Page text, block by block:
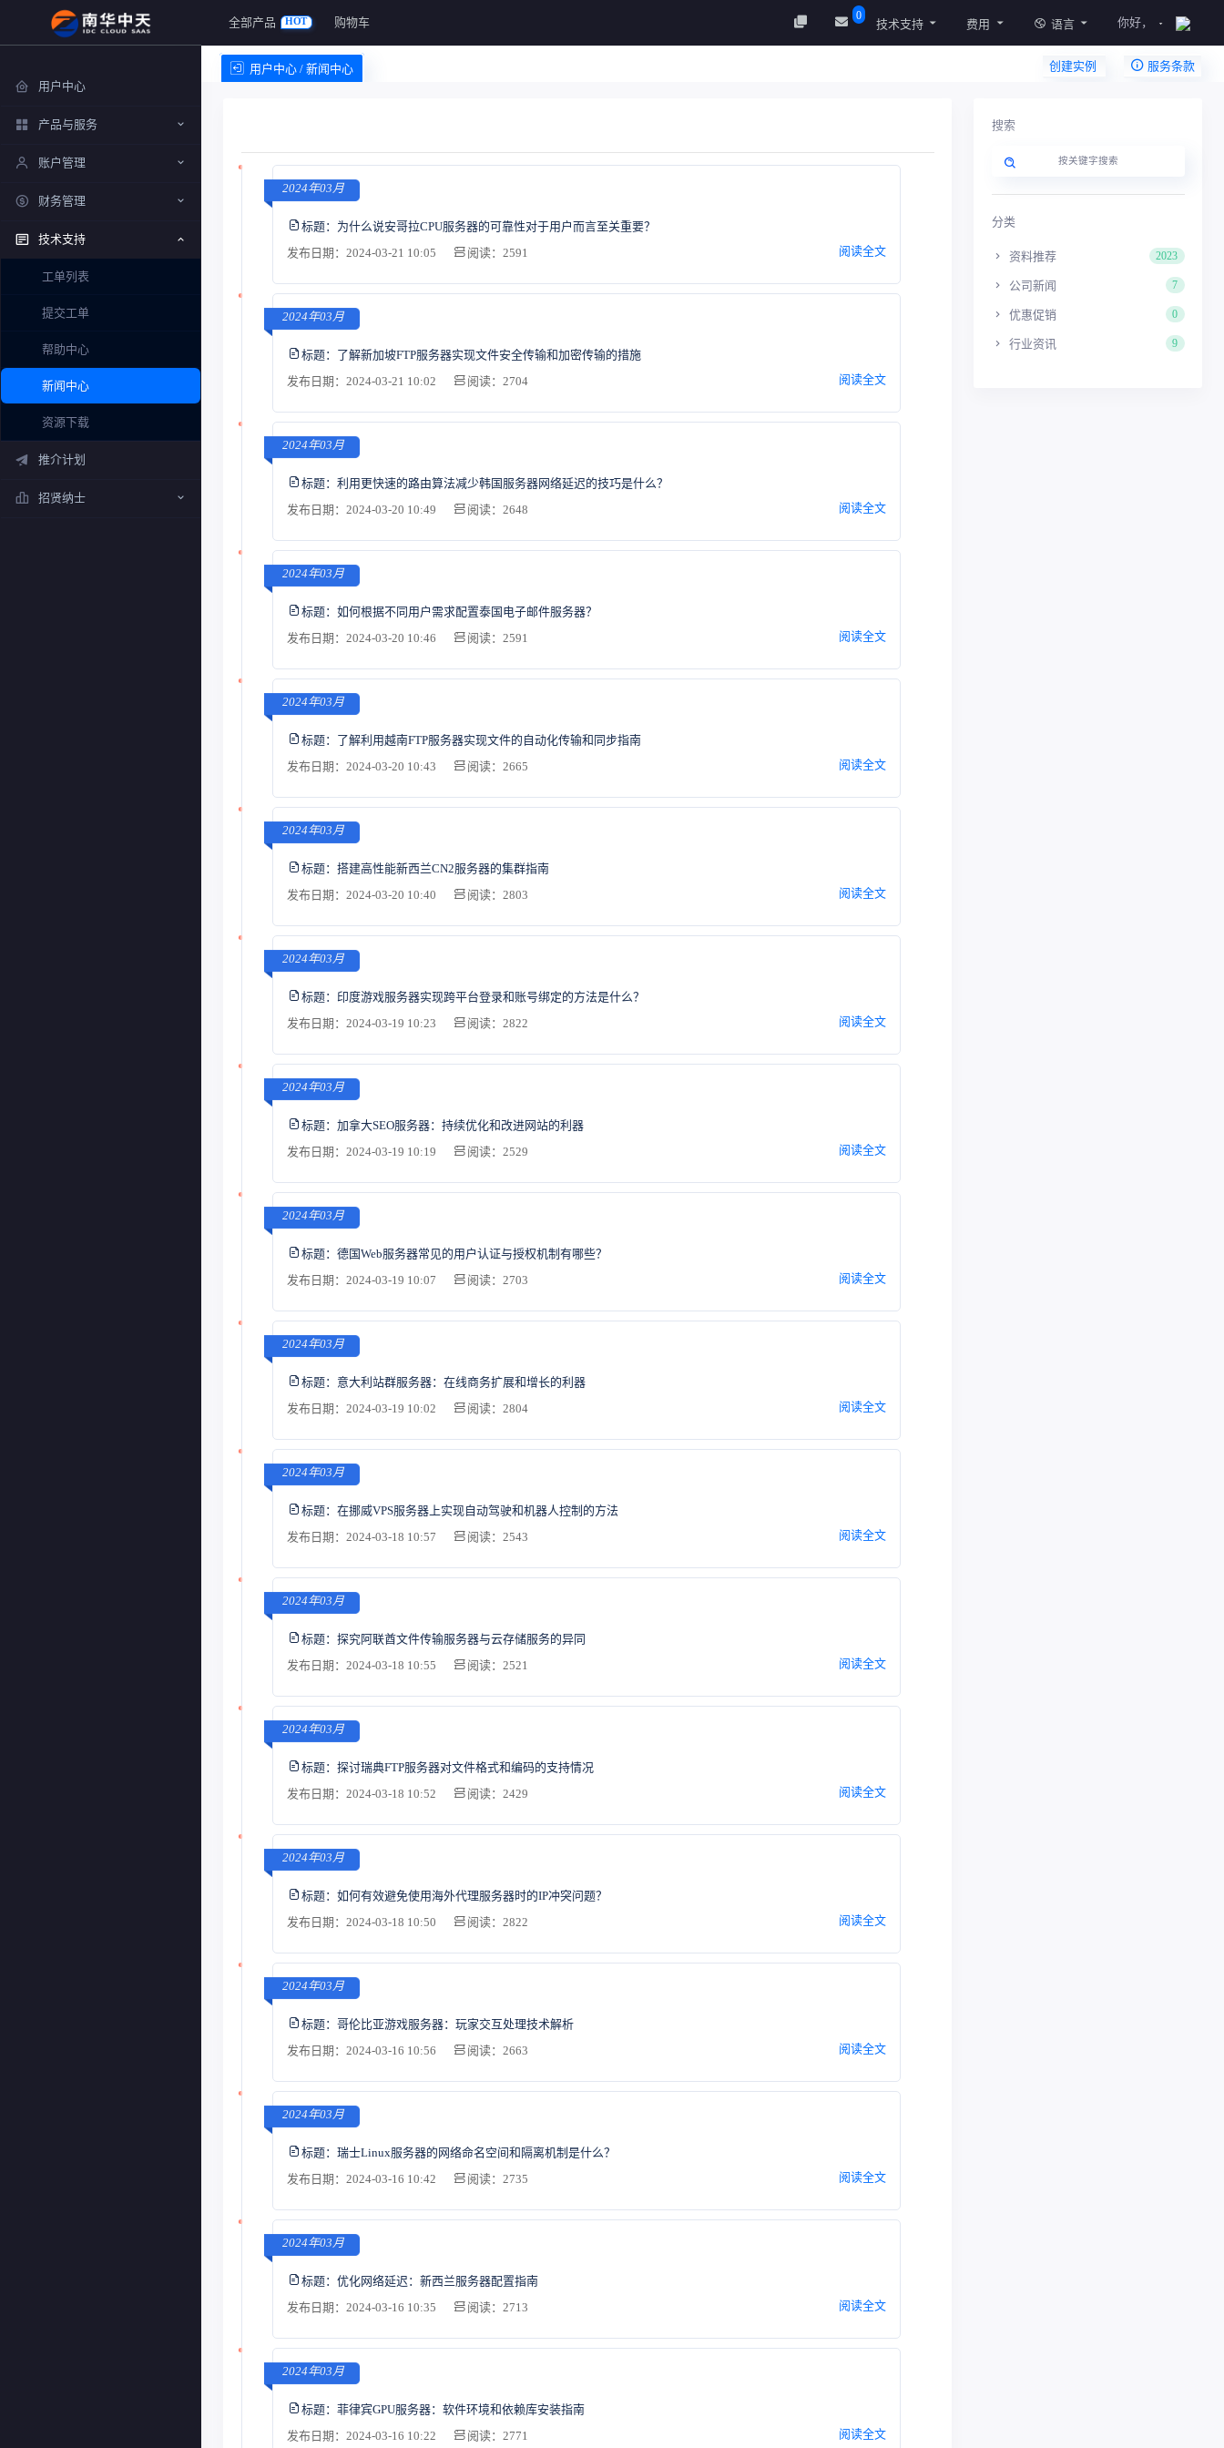
全部产品 HOT 购物车 0
技术支持 费用 语言 你好，
用户中心 / 新闻中心 创建实例
服务条款
用户中心
产品与服务
账户管理
财务管理
技术支持
工单列表
提交工单
帮助中心
新闻中心
资源下载
推介计划
招贤纳士
2024年03月
标题： 为什么说安哥拉CPU服务器的可靠性对于用户而言至关重要？
发布日期：2024-03-21 10:05
阅读：2591 阅读全文
2024年03月
标题： 了解新加坡FTP服务器实现文件安全传输和加密传输的措施
发布日期：2024-03-21 10:02
阅读：2704 阅读全文
2024年03月
标题： 利用更快速的路由算法减少韩国服务器网络延迟的技巧是什么？
发布日期：2024-03-20 10:49
阅读：2648 阅读全文
2024年03月
标题： 如何根据不同用户需求配置泰国电子邮件服务器？
发布日期：2024-03-20 10:46
阅读：2591 阅读全文
2024年03月
标题： 了解利用越南FTP服务器实现文件的自动化传输和同步指南
发布日期：2024-03-20 10:43
阅读：2665 阅读全文
2024年03月
标题： 搭建高性能新西兰CN2服务器的集群指南
发布日期：2024-03-20 10:40
阅读：2803 阅读全文
2024年03月
标题： 印度游戏服务器实现跨平台登录和账号绑定的方法是什么？
发布日期：2024-03-19 10:23
阅读：2822 阅读全文
2024年03月
标题： 加拿大SEO服务器：持续优化和改进网站的利器
发布日期：2024-03-19 10:19
阅读：2529 阅读全文
2024年03月
标题： 德国Web服务器常见的用户认证与授权机制有哪些？
发布日期：2024-03-19 10:07
阅读：2703 阅读全文
2024年03月
标题： 意大利站群服务器：在线商务扩展和增长的利器
发布日期：2024-03-19 10:02
阅读：2804 阅读全文
2024年03月
标题： 在挪威VPS服务器上实现自动驾驶和机器人控制的方法
发布日期：2024-03-18 10:57
阅读：2543 阅读全文
2024年03月
标题： 探究阿联酋文件传输服务器与云存储服务的异同
发布日期：2024-03-18 10:55
阅读：2521 阅读全文
2024年03月
标题： 探讨瑞典FTP服务器对文件格式和编码的支持情况
发布日期：2024-03-18 10:52
阅读：2429 阅读全文
2024年03月
标题： 如何有效避免使用海外代理服务器时的IP冲突问题？
发布日期：2024-03-18 10:50
阅读：2822 阅读全文
2024年03月
标题： 哥伦比亚游戏服务器：玩家交互处理技术解析
发布日期：2024-03-16 10:56
阅读：2663 阅读全文
2024年03月
标题： 瑞士Linux服务器的网络命名空间和隔离机制是什么？
发布日期：2024-03-16 10:42
阅读：2735 阅读全文
2024年03月
标题： 优化网络延迟：新西兰服务器配置指南
发布日期：2024-03-16 10:35
阅读：2713 阅读全文
2024年03月
标题： 菲律宾GPU服务器：软件环境和依赖库安装指南
发布日期：2024-03-16 10:22
阅读：2771 阅读全文
搜索
分类
资料推荐 2023
公司新闻 7
优惠促销 0
行业资讯 9